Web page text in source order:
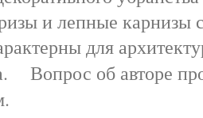
и лепные карнизы
для
Вопрос об авторе